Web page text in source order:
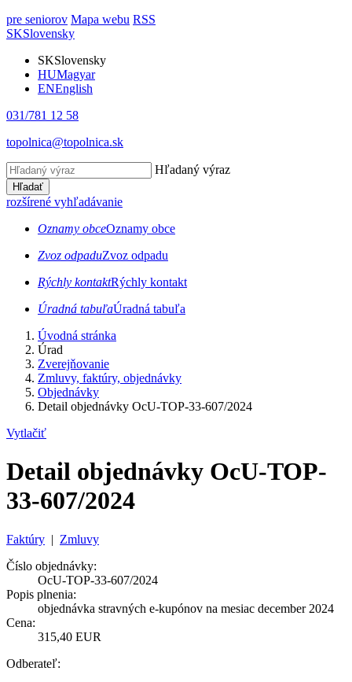
pre seniorov Mapa webu RSS
SKSlovensky
SKSlovensky
HUMagyar
ENEnglish
031/781 12 58
topolnica@topolnica.sk
Hľadaný výraz
Hľadať
rozšírené vyhľadávanie
Oznamy obceOznamy obce
Zvoz odpaduZvoz odpadu
Rýchly kontaktRýchly kontakt
Úradná tabuľaÚradná tabuľa
Úvodná stránka
Úrad
Zverejňovanie
Zmluvy, faktúry, objednávky
Objednávky
Detail objednávky OcU-TOP-33-607/2024
Vytlačiť
Detail objednávky OcU-TOP-
33-607/2024
Faktúry | Zmluvy
Číslo objednávky:
OcU-TOP-33-607/2024
Popis plnenia:
objednávka stravných e-kupónov na mesiac december 2024
Cena:
315,40 EUR
Odberateľ: